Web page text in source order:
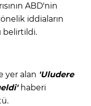
ABD'nin
iddiaların
belirtildi.
yer alan 'Uludere
haberi